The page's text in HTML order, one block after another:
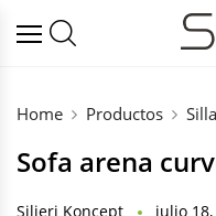
Home Productos
Sofa arena
Silieri Koncept julio